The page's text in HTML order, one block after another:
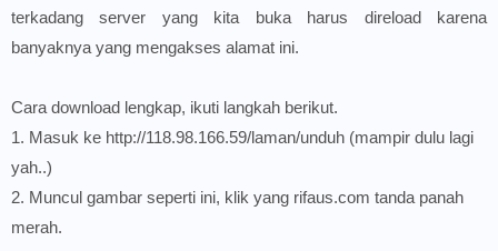
terkadang server yang kita buka harus direload karena
banyaknya yang mengakses alamat ini.
Cara download lengkap, ikuti langkah berikut.
1. Masuk ke http://118.98.166.59/laman/unduh (mampir dulu lagi
yah..)
2. Muncul gambar seperti ini, klik yang rifaus.com tanda panah
merah.